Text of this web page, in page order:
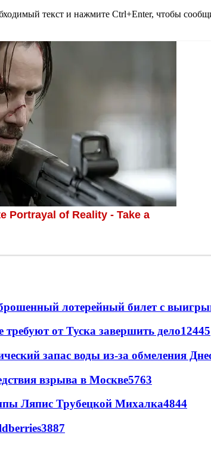
текст и нажмите Ctrl+Enter, чтобы
лотерейный билет с
от Туска завершить дело12445
запас воды из-за обмеления
взрыва в Москве5763
Ляпис Трубецкой Михалка4844
3887